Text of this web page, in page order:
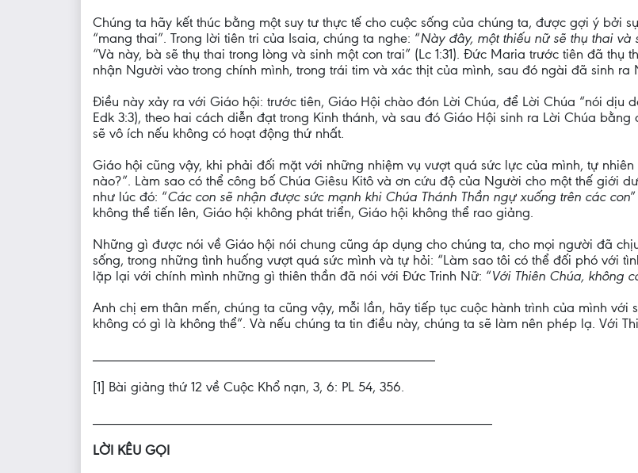
Chúng ta hãy kết thúc bằng một suy tư thực tế cho cuộc sống của chúng ta, được gợi ý bởi
“mang thai”. Trong lời tiên tri của Isaia, chúng ta nghe: “Này đây, một thiếu nữ sẽ thụ thai và
“Và này, bà sẽ thụ thai trong lòng và sinh một con trai” (Lc 1:31). Đức Maria trước tiên đã
nhận Người vào trong chính mình, trong trái tim và xác thịt của mình, sau đó ngài đã sinh ra
Điều này xảy ra với Giáo hội: trước tiên, Giáo Hội chào đón Lời Chúa, để Lời Chúa “nói dịu
Edk 3:3), theo hai cách diễn đạt trong Kinh thánh, và sau đó Giáo Hội sinh ra Lời Chúa
sẽ vô ích nếu không có hoạt động thứ nhất.
Giáo hội cũng vậy, khi phải đối mặt với những nhiệm vụ vượt quá sức lực của mình, tự
nào?”. Làm sao có thể công bố Chúa Giêsu Kitô và ơn cứu độ của Người cho một thế giới
như lúc đó: “Các con sẽ nhận được sức mạnh khi Chúa Thánh Thần ngự xuống trên các con
không thể tiến lên, Giáo hội không phát triển, Giáo hội không thể rao giảng.
Những gì được nói về Giáo hội nói chung cũng áp dụng cho chúng ta, cho mọi người đã
sống, trong những tình huống vượt quá sức mình và tự hỏi: “Làm sao tôi có thể đối phó với
lặp lại với chính mình những gì thiên thần đã nói với Đức Trinh Nữ: “Với Thiên Chúa, không
Anh chị em thân mến, chúng ta cũng vậy, mỗi lần, hãy tiếp tục cuộc hành trình của mình với
không có gì là không thể”. Và nếu chúng ta tin điều này, chúng ta sẽ làm nên phép lạ. Với
[1] Bài giảng thứ 12 về Cuộc Khổ nạn, 3, 6: PL 54, 356.
LỜI KÊU GỌI